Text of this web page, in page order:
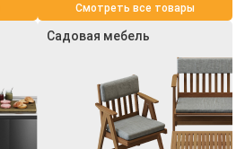
Смотреть все товары
Садовая мебель